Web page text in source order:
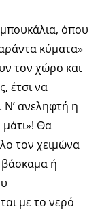
όπου
κύματα»
τον χώρο και
έτσι να
ανεληφτή η
Θα
τον χειμώνα
βάσκαμα ή
με το νερό